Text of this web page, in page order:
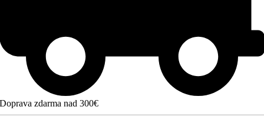
Doprava zdarma nad 300€